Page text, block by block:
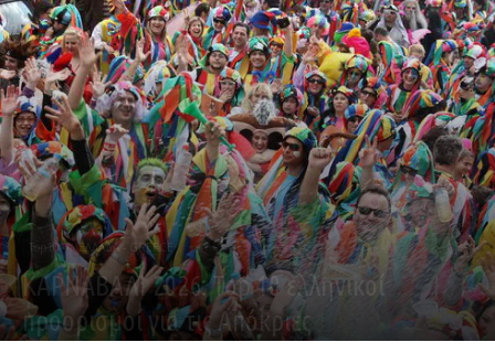
Top10 ΕΛΛΑΔΑ - GREECE
ΚΑΡΝΑΒΑΛΙ 2026: Top 10 ελληνικοί
προορισμοί για τις Απόκριες